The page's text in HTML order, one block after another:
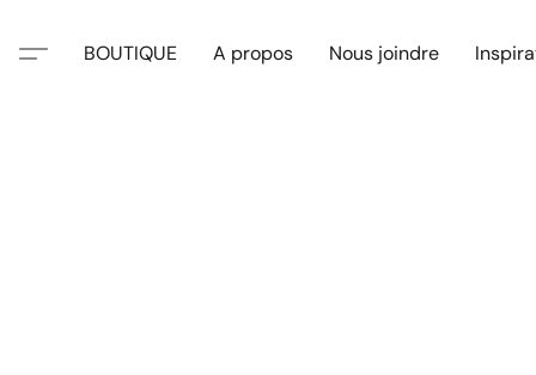
BOUTIQUE A propos Nous joindre